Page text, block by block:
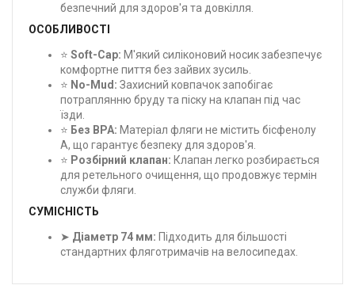
безпечний для здоров'я та довкілля.
ОСОБЛИВОСТІ
⭐ Soft-Cap: М'який силіконовий носик забезпечує
комфортне пиття без зайвих зусиль.
⭐ No-Mud: Захисний ковпачок запобігає
потраплянню бруду та піску на клапан під час
їзди.
⭐ Без BPA: Матеріал фляги не містить бісфенолу
А, що гарантує безпеку для здоров'я.
⭐ Розбірний клапан: Клапан легко розбирається
для ретельного очищення, що продовжує термін
служби фляги.
СУМІСНІСТЬ
➤ Діаметр 74 мм: Підходить для більшості
стандартних фляготримачів на велосипедах.